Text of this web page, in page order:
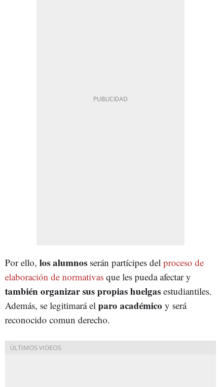
Por ello, los alumnos serán partícipes del proceso de
elaboración de normativas que les pueda afectar y
también organizar sus propias huelgas estudiantiles.
Además, se legitimará el paro académico y será
reconocido comun derecho.